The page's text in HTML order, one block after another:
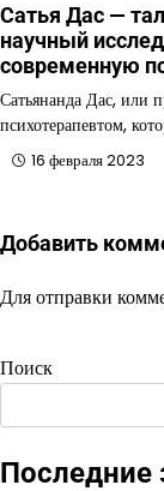
Сатья Дас —
научный
современную
Сатьянанда Дас, или
психотерапевтом,
16 февраля 2023
Добавить
Для отправки
Поиск
Последние